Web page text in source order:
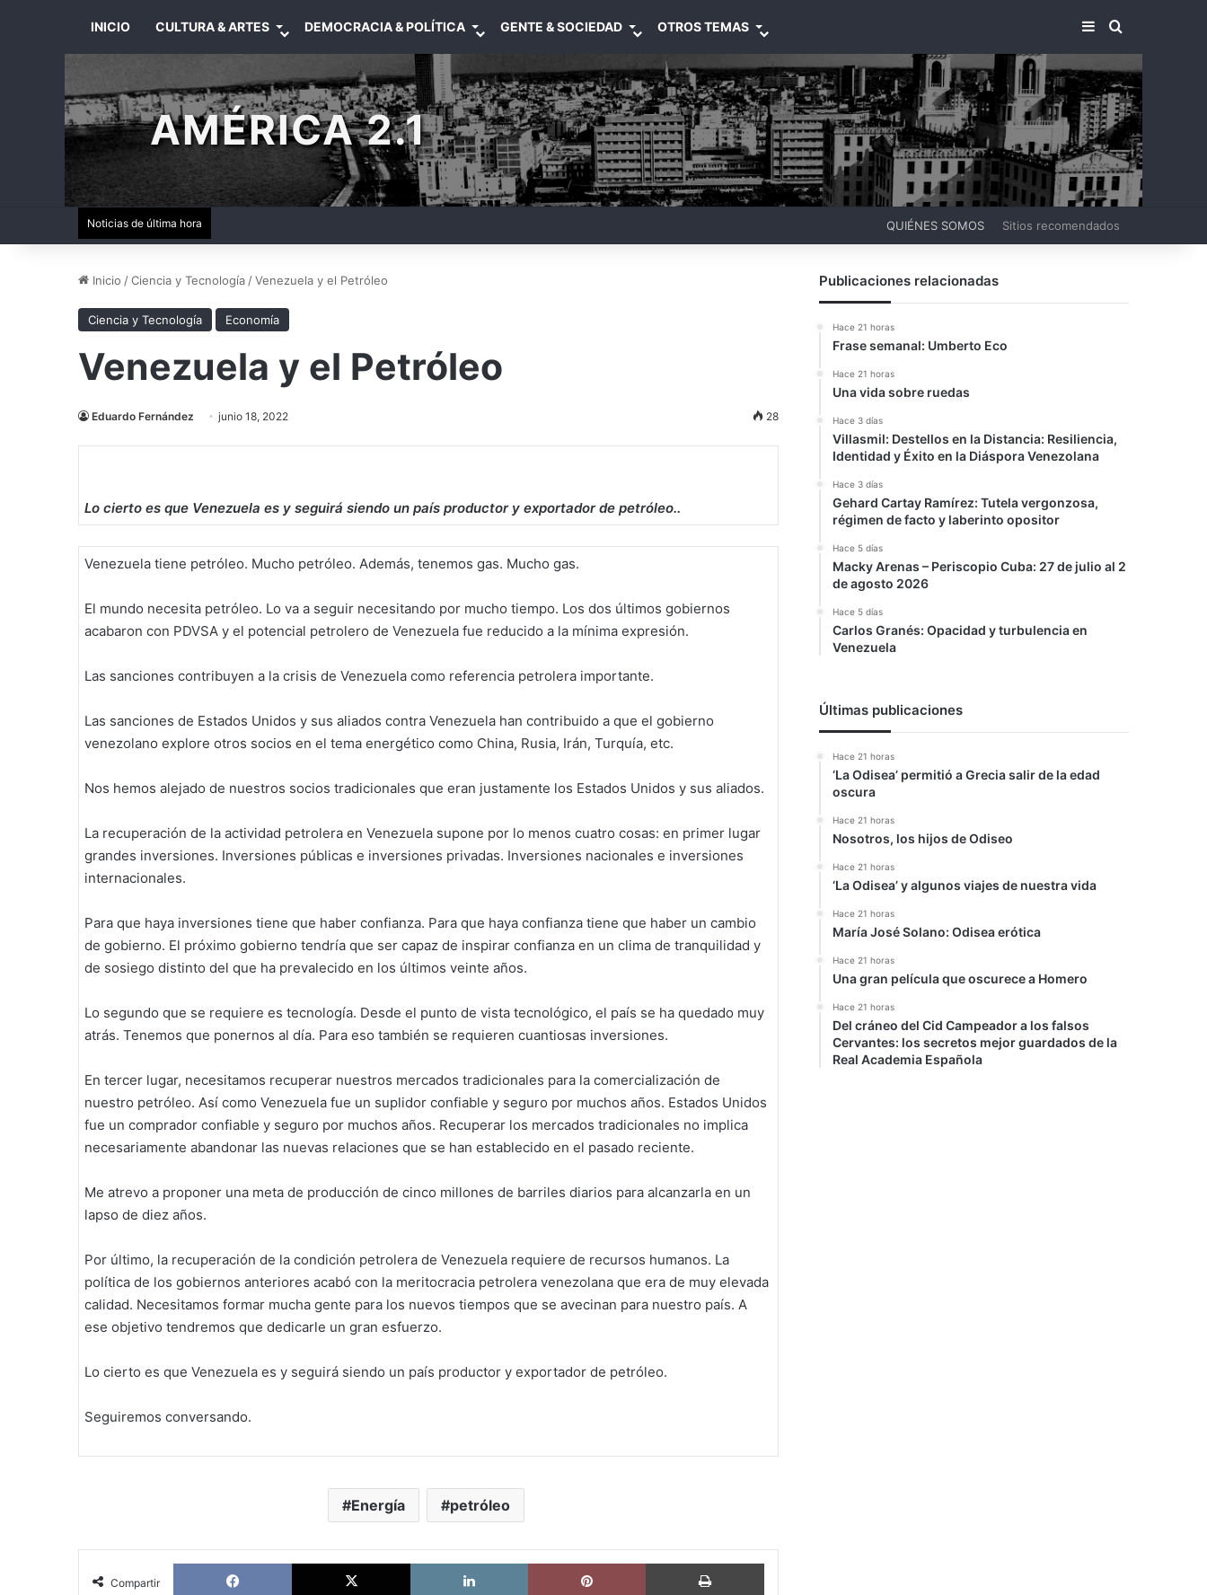
INICIO CULTURA & ARTES DEMOCRACIA & POLÍTICA GENTE & SOCIEDAD OTROS TEMAS BARRA LATERAL
BUSCAR
AMÉRICA 2.1
Noticias de última hora QUIÉNES SOMOS Sitios recomendados
Inicio /Ciencia y Tecnología /Venezuela y el Petróleo
Ciencia y Tecnología Economía
Venezuela y el Petróleo
Eduardo Fernández junio 18, 2022 28
Lo cierto es que Venezuela es y seguirá siendo un país productor y exportador de petróleo..
Venezuela tiene petróleo. Mucho petróleo. Además, tenemos gas. Mucho gas.
El mundo necesita petróleo. Lo va a seguir necesitando por mucho tiempo. Los dos últimos gobiernos
acabaron con PDVSA y el potencial petrolero de Venezuela fue reducido a la mínima expresión.
Las sanciones contribuyen a la crisis de Venezuela como referencia petrolera importante.
Las sanciones de Estados Unidos y sus aliados contra Venezuela han contribuido a que el gobierno
venezolano explore otros socios en el tema energético como China, Rusia, Irán, Turquía, etc.
Nos hemos alejado de nuestros socios tradicionales que eran justamente los Estados Unidos y sus aliados.
La recuperación de la actividad petrolera en Venezuela supone por lo menos cuatro cosas: en primer lugar
grandes inversiones. Inversiones públicas e inversiones privadas. Inversiones nacionales e inversiones
internacionales.
Para que haya inversiones tiene que haber confianza. Para que haya confianza tiene que haber un cambio
de gobierno. El próximo gobierno tendría que ser capaz de inspirar confianza en un clima de tranquilidad y
de sosiego distinto del que ha prevalecido en los últimos veinte años.
Lo segundo que se requiere es tecnología. Desde el punto de vista tecnológico, el país se ha quedado muy
atrás. Tenemos que ponernos al día. Para eso también se requieren cuantiosas inversiones.
En tercer lugar, necesitamos recuperar nuestros mercados tradicionales para la comercialización de
nuestro petróleo. Así como Venezuela fue un suplidor confiable y seguro por muchos años. Estados Unidos
fue un comprador confiable y seguro por muchos años. Recuperar los mercados tradicionales no implica
necesariamente abandonar las nuevas relaciones que se han establecido en el pasado reciente.
Me atrevo a proponer una meta de producción de cinco millones de barriles diarios para alcanzarla en un
lapso de diez años.
Por último, la recuperación de la condición petrolera de Venezuela requiere de recursos humanos. La
política de los gobiernos anteriores acabó con la meritocracia petrolera venezolana que era de muy elevada
calidad. Necesitamos formar mucha gente para los nuevos tiempos que se avecinan para nuestro país. A
ese objetivo tendremos que dedicarle un gran esfuerzo.
Lo cierto es que Venezuela es y seguirá siendo un país productor y exportador de petróleo.
Seguiremos conversando.
Energía petróleo
Compartir
Facebook X LinkedIn Pinterest Imprimir
Publicaciones relacionadas
Hace 21 horas
Frase semanal: Umberto Eco
Hace 21 horas
Una vida sobre ruedas
Hace 3 días
Villasmil: Destellos en la Distancia: Resiliencia,
Identidad y Éxito en la Diáspora Venezolana
Hace 3 días
Gehard Cartay Ramírez: Tutela vergonzosa,
régimen de facto y laberinto opositor
Hace 5 días
Macky Arenas – Periscopio Cuba: 27 de julio al 2
de agosto 2026
Hace 5 días
Carlos Granés: Opacidad y turbulencia en
Venezuela
Últimas publicaciones
Hace 21 horas
‘La Odisea’ permitió a Grecia salir de la edad
oscura
Hace 21 horas
Nosotros, los hijos de Odiseo
Hace 21 horas
‘La Odisea’ y algunos viajes de nuestra vida
Hace 21 horas
María José Solano: Odisea erótica
Hace 21 horas
Una gran película que oscurece a Homero
Hace 21 horas
Del cráneo del Cid Campeador a los falsos
Cervantes: los secretos mejor guardados de la
Real Academia Española